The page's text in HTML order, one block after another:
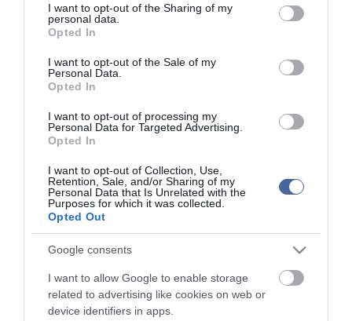
not limited to your visit or usage behaviour. You may click to
grant or deny consent to Google and its third-party tags to
use your data for below specified purposes in below Google
consent section.
I want to opt-out of the Sharing of my
personal data.
Opted In
I want to opt-out of the Sale of my
Personal Data.
Opted In
I want to opt-out of processing my
Personal Data for Targeted Advertising.
Opted In
I want to opt-out of Collection, Use,
Retention, Sale, and/or Sharing of my
Personal Data that Is Unrelated with the
Purposes for which it was collected.
Opted Out
Google consents
I want to allow Google to enable storage
related to advertising like cookies on web or
device identifiers in apps.
Látják, akarják, fantáziálnak egy másik nőről. Természetüknél
fogva nem monogámok. Míg a nők számára egy "különleges" férfi
van, a férfiak számára öt különleges nő létezhet...
50 százalékuk állítja, hogyha biztosak lennének abban, hogy
nem buknak le, megcsalnák a párjukat.
- A férfiak azt akarják, hogy imádják őket.Hogy a nő azt lássa,
ők erősek, sikeresek és szexisek. Van, aki sosem ismeri be, és
sokat segít nekik abban, hogy mutatósabbnak és jobbnak
gondolják magukat, mint amilyenek valójában, és a náluk
csinosabb nőket is megfogják.
- A pasik szeretik az orális
Egy felmérés alapján ha megkérdezik a férfiakat, mit
szeretnének leginkább az ágyban, 80 százalékuk rávágja: több
orális szexet. A legizgalmasabbnak pedig azt tartják, ha a nő
reggel veti rá magát a hímtagjukra.